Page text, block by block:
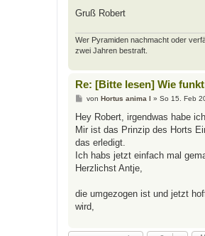
Gruß Robert
Wer Pyramiden nachmacht oder
zwei Jahren bestraft.
Re: [Bitte lesen] Wie
B
i
r
a
von Hortus anima l » So 15. Feb
Hey Robert, irgendwas habe
Mir ist das Prinzip des Horts
das erledigt.
Ich habs jetzt einfach mal
Herzlichst Antje,
die umgezogen ist und jetzt
wird,